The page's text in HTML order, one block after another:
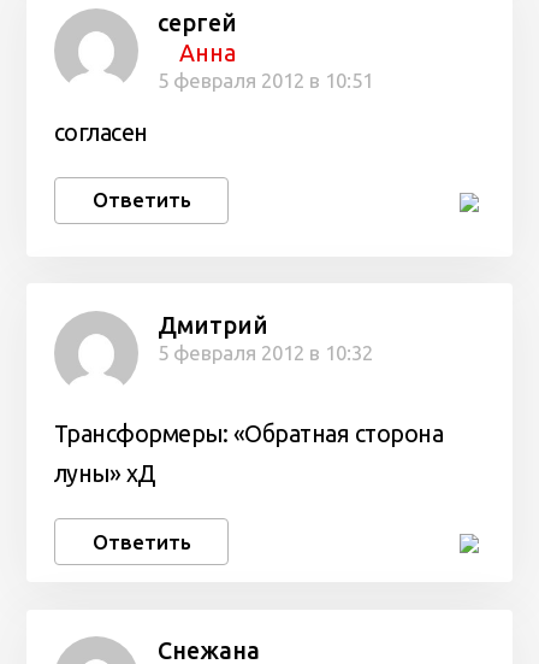
сергей
Анна
5 февраля 2012 в 10:51
согласен
Ответить
Дмитрий
5 февраля 2012 в 10:32
Трансформеры: «Обратная сторона
луны» хД
Ответить
Снежана